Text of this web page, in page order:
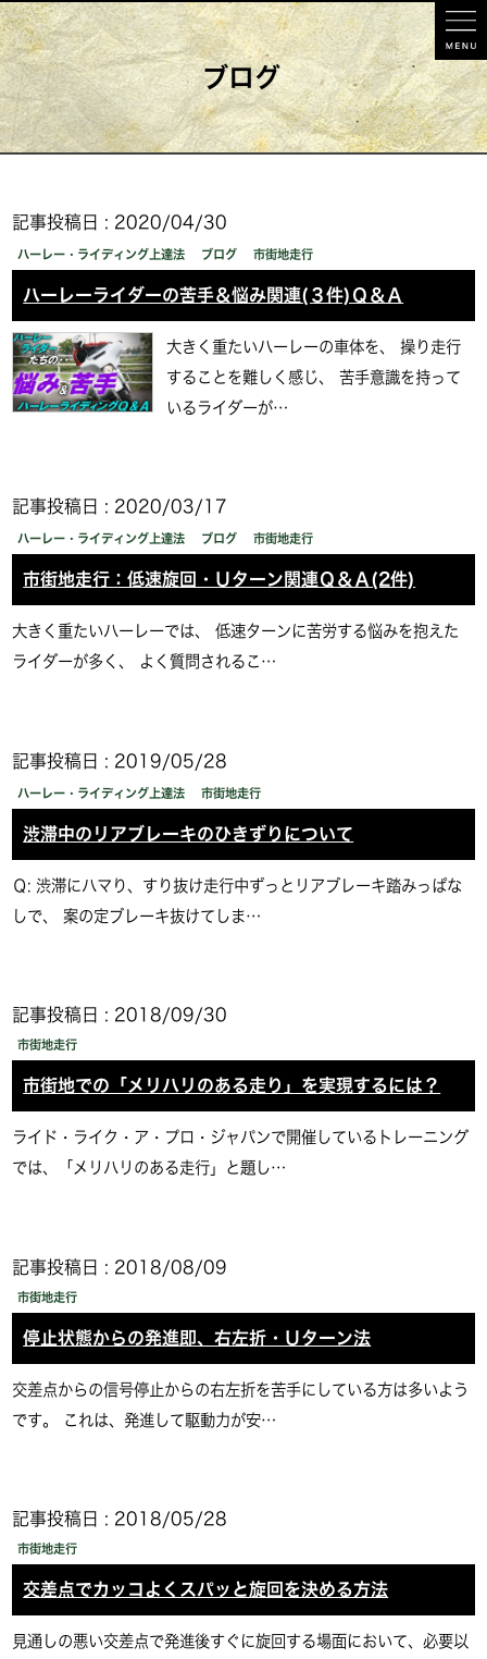
ブログ
記事投稿日 : 2020/04/30
ハーレー・ライディング上達法 ブログ 市街地走行
ハーレーライダーの苦手＆悩み関連(３件)Ｑ＆Ａ
大きく重たいハーレーの車体を、 操り走行
することを難しく感じ、 苦手意識を持って
いるライダーが…
記事投稿日 : 2020/03/17
ハーレー・ライディング上達法 ブログ 市街地走行
市街地走行：低速旋回・Ｕターン関連Ｑ＆Ａ(2件)
大きく重たいハーレーでは、 低速ターンに苦労する悩みを抱えた
ライダーが多く、 よく質問されるこ…
記事投稿日 : 2019/05/28
ハーレー・ライディング上達法 市街地走行
渋滞中のリアブレーキのひきずりについて
Ｑ: 渋滞にハマり、すり抜け走行中ずっとリアブレーキ踏みっぱな
しで、 案の定ブレーキ抜けてしま…
記事投稿日 : 2018/09/30
市街地走行
市街地での「メリハリのある走り」を実現するには？
ライド・ライク・ア・プロ・ジャパンで開催しているトレーニング
では、「メリハリのある走行」と題し…
記事投稿日 : 2018/08/09
市街地走行
停止状態からの発進即、右左折・Ｕターン法
交差点からの信号停止からの右左折を苦手にしている方は多いよう
です。 これは、発進して駆動力が安…
記事投稿日 : 2018/05/28
市街地走行
交差点でカッコよくスパッと旋回を決める方法
見通しの悪い交差点で発進後すぐに旋回する場面において、必要以